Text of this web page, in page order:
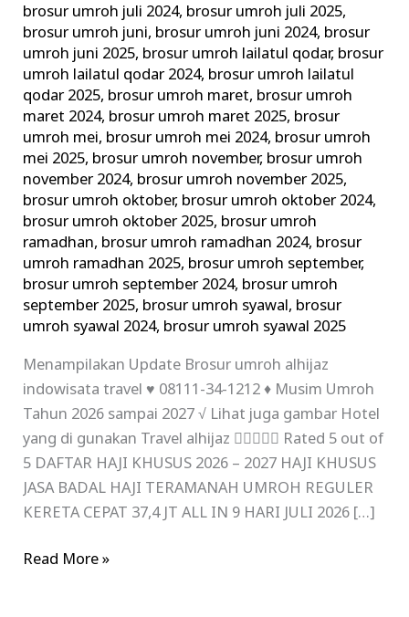
brosur umroh juli 2024, brosur umroh juli 2025,
brosur umroh juni, brosur umroh juni 2024, brosur
umroh juni 2025, brosur umroh lailatul qodar, brosur
umroh lailatul qodar 2024, brosur umroh lailatul
qodar 2025, brosur umroh maret, brosur umroh
maret 2024, brosur umroh maret 2025, brosur
umroh mei, brosur umroh mei 2024, brosur umroh
mei 2025, brosur umroh november, brosur umroh
november 2024, brosur umroh november 2025,
brosur umroh oktober, brosur umroh oktober 2024,
brosur umroh oktober 2025, brosur umroh
ramadhan, brosur umroh ramadhan 2024, brosur
umroh ramadhan 2025, brosur umroh september,
brosur umroh september 2024, brosur umroh
september 2025, brosur umroh syawal, brosur
umroh syawal 2024, brosur umroh syawal 2025
Menampilakan Update Brosur umroh alhijaz
indowisata travel ♥ 08111-34-1212 ♦ Musim Umroh
Tahun 2026 sampai 2027 √ Lihat juga gambar Hotel
yang di gunakan Travel alhijaz  Rated 5 out of
5 DAFTAR HAJI KHUSUS 2026 – 2027 HAJI KHUSUS
JASA BADAL HAJI TERAMANAH UMROH REGULER
KERETA CEPAT 37,4 JT ALL IN 9 HARI JULI 2026 […]
Read More »